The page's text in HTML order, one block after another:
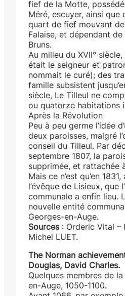
fief de la Motte,
Méré, escuyer, ainsi que
quart de fief mouvant
Falaise, et dépendant
Bruns.
Au milieu du XVII°
était le seigneur et
nommait le curé); des
famille subsistent
siècle, Le Tilleul ne
ou quatorze habitations
Après la Révolution
Peu à peu germe l’idée
deux paroisses, malgré
conseil du Tilleul. Par
septembre 1807, la
supprimée, et rattachée
Mais ce n’est qu’en
l’évêque de Lisieux, que
communale a enfin lieu.
nouvelle entité
Georges-en-Auge.
Sources: Orderic Vital –
Michel LUET.
The Norman
Douglas, David Charles.
Quelques membres de
en-Auge, 1050-1100.